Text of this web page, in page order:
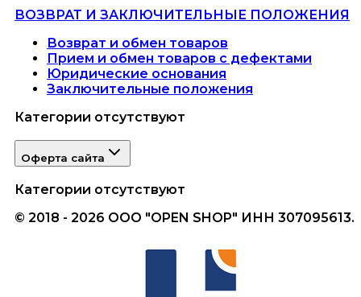
ВОЗВРАТ И ЗАКЛЮЧИТЕЛЬНЫЕ ПОЛОЖЕНИЯ
Возврат и обмен товаров
Прием и обмен товаров с дефектами
Юридические основания
Заключительные положения
Категории отсутствуют
Оферта сайта
Категории отсутствуют
© 2018 - 2026 ООО "OPEN SHOP" ИНН 307095613.